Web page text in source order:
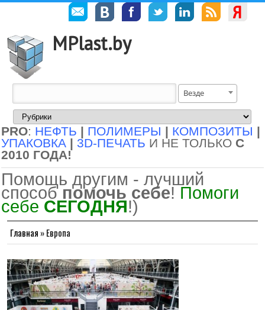
MPlast.by
Везде
PRO: НЕФТЬ | ПОЛИМЕРЫ | КОМПОЗИТЫ |
УПАКОВКА | 3D-ПЕЧАТЬ И НЕ ТОЛЬКО С
2010 ГОДА!
Помощь другим - лучший
способ помочь себе! Помоги
себе СЕГОДНЯ!)
Главная »Европа